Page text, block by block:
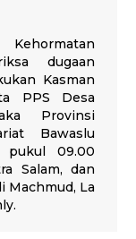
dugaan
Kasman
PPS Desa
Provinsi
Bawaslu
pukul 09.00
Salam, dan
Machmud, La